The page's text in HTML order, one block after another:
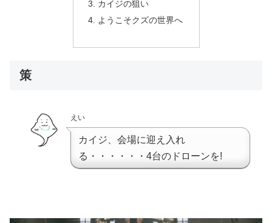
カイジの狙い
ようこそクズの世界へ
策
えい
カイジ、会場に迎え入れ
る・・・・・・4台のドローンを!